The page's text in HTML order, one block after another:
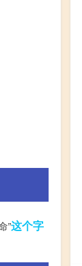
”这个字